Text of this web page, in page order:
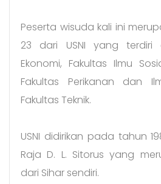
Peserta wisuda kali ini
23 dari USNI yang terdiri
Ekonomi, Fakultas Ilmu
Fakultas Perikanan dan
Fakultas Teknik.
USNI didirikan pada tahun
Raja D. L. Sitorus yang
dari Sihar sendiri.